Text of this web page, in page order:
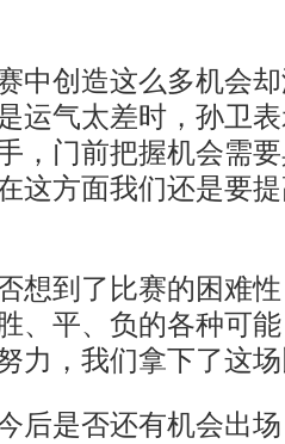
创造这么多机会却
运气太差时，孙卫
，门前把握机会需
这方面我们还是要
到了比赛的困难性
、平、负的各种可
力，我们拿下了这
是否还有机会出场